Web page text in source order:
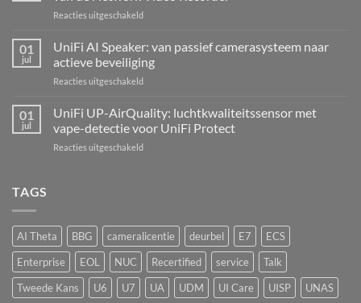
Kit:
centrale
voor
inbraaksensoren
Reacties uitgeschakeldvoor
G2:
de
eerste
hardware-
refresh
de
01
jul
UniFi AI Speaker: van passief camerasysteem naar
actieve beveiliging
Reacties uitgeschakeldvoor
Speaker:
van
passief
01
jul
UniFi UP-AirQuality: luchtkwaliteitssensor met
vape-detectie voor UniFi Protect
Reacties uitgeschakeldvoor
vape-
detectie
voor
UniFi
Protect
TAGS
AI Theta BBG cameralicentie deurbel E7
ECS
Enterprise
EOL NUC Recertified service
Talk
Tweede Kans
U6 U7 UA UDM UI Care UISP
UNAS